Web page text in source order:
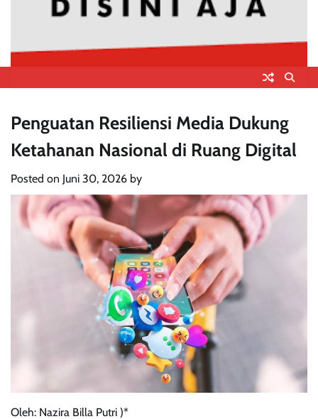
Penguatan Resiliensi Media Dukung
Ketahanan Nasional di Ruang Digital
Posted on Juni 30, 2026 by
Oleh: Nazira Billa Putri )*